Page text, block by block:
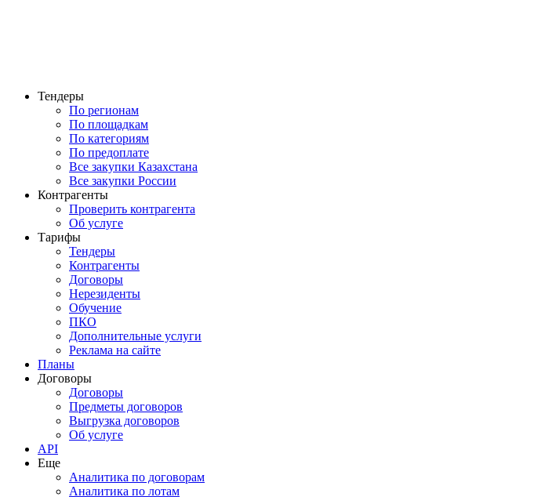
Тендеры
По регионам
По площадкам
По категориям
По предоплате
Все закупки Казахстана
Все закупки России
Контрагенты
Проверить контрагента
Об услуге
Тарифы
Тендеры
Контрагенты
Договоры
Нерезиденты
Обучение
ПКО
Дополнительные услуги
Реклама на сайте
Планы
Договоры
Договоры
Предметы договоров
Выгрузка договоров
Об услуге
API
Еще
Аналитика по договорам
Аналитика по лотам